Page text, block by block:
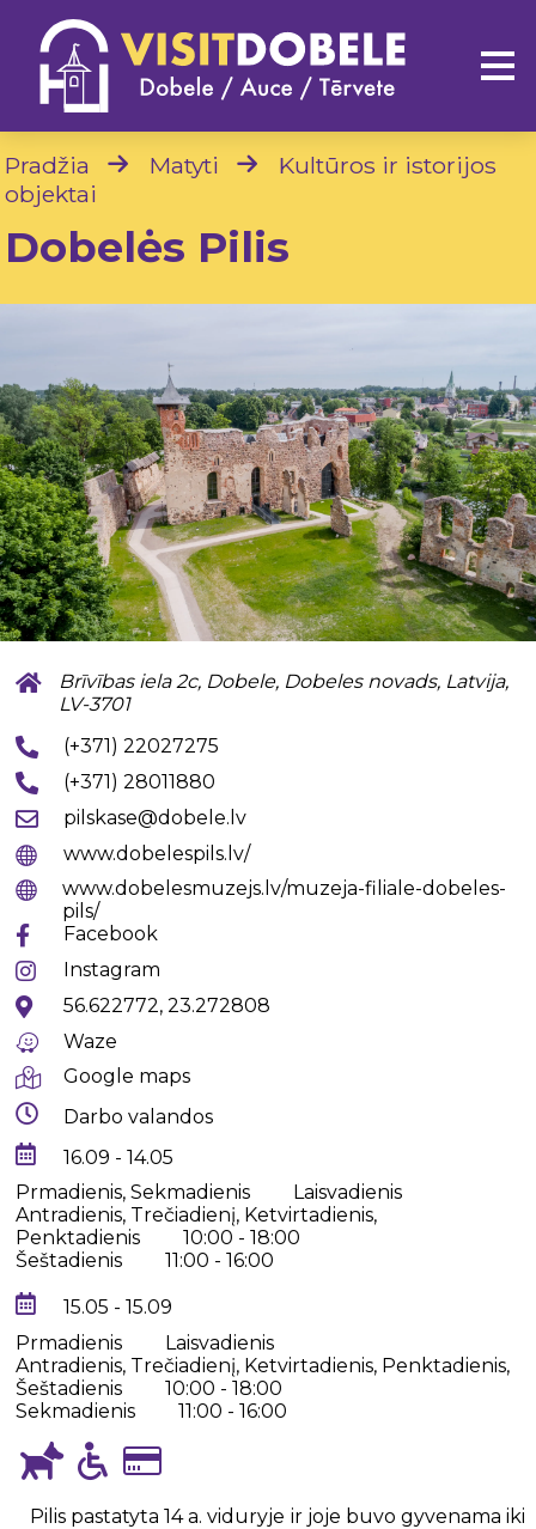
Pradžia Matyti
Kultūros ir istorijos
objektai
Dobelės Pilis
Brīvības iela 2c, Dobele, Dobeles novads, Latvija,
LV-3701
(+371) 22027275
(+371) 28011880
pilskase@dobele.lv
www.dobelespils.lv/
www.dobelesmuzejs.lv/muzeja-filiale-dobeles-
pils/
Facebook
Instagram
56.622772, 23.272808
Waze
Google maps
Darbo valandos
16.09 - 14.05
Prmadienis, Sekmadienis
Laisvadienis
Antradienis, Trečiadienį, Ketvirtadienis,
Penktadienis
10:00 - 18:00
Šeštadienis
11:00 - 16:00
15.05 - 15.09
Prmadienis
Laisvadienis
Antradienis, Trečiadienį, Ketvirtadienis, Penktadienis,
Šeštadienis
10:00 - 18:00
Sekmadienis
11:00 - 16:00
Pilis pastatyta 14 a. viduryje ir joje buvo gyvenama iki